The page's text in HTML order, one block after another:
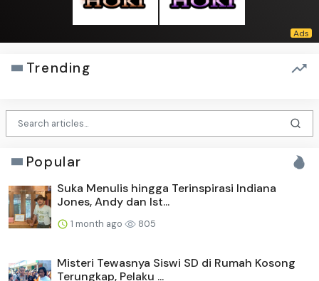
Trending
Popular
Suka Menulis hingga Terinspirasi Indiana
Jones, Andy dan Ist...
1 month ago 805
Misteri Tewasnya Siswi SD di Rumah Kosong
Terungkap, Pelaku ...